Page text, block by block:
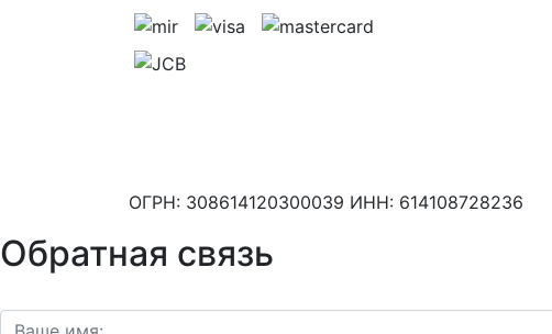
ОГРН: 308614120300039 ИНН: 614108728236
Обратная связь